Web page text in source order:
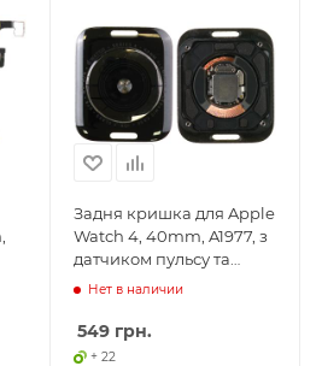
Задня кришка для Apple
Watch 4, 40mm, A1977, з
датчиком пульсу та
бездротовою зарядкою
Нет в наличии
549 грн.
+ 22